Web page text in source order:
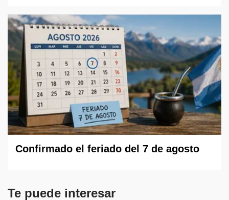
Confirmado el feriado del 7 de agosto
Te puede interesar